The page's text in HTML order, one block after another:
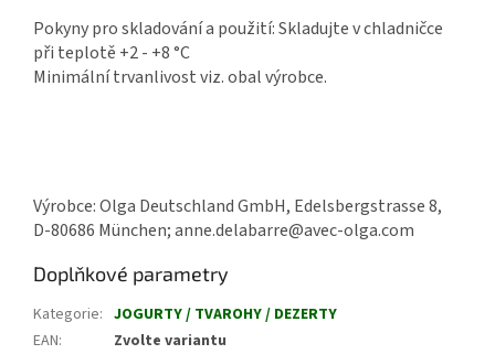
Pokyny pro skladování a použití: Skladujte v chladničce
při teplotě +2 - +8 °C
Minimální trvanlivost viz. obal výrobce.
Výrobce:Olga Deutschland GmbH, Edelsbergstrasse 8,
D-80686 München; anne.delabarre@avec-olga.com
Doplňkové parametry
Kategorie: JOGURTY / TVAROHY / DEZERTY
EAN:
Zvolte variantu